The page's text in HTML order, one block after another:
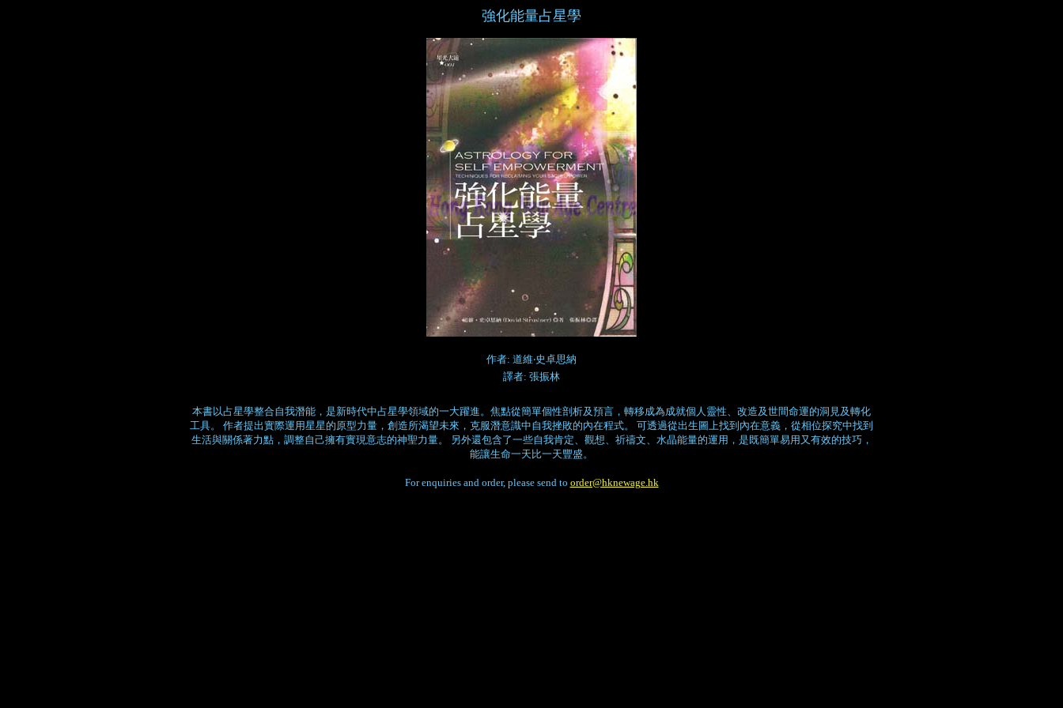
強化能量占星學
作者: 道維‧史卓思納
譯者: 張振林
本書以占星學整合自我潛能，是新時代中占星學領域的一大躍進。焦點從簡單個性剖析及預言，轉移成為成就個人靈性、改造及世間命運的洞見及轉化
工具。 作者提出實際運用星星的原型力量，創造所渴望未來，克服潛意識中自我挫敗的內在程式。 可透過從出生圖上找到內在意義，從相位探究中找到
生活與關係著力點，調整自己擁有實現意志的神聖力量。 另外還包含了一些自我肯定、觀想、祈禱文、水晶能量的運用，是既簡單易用又有效的技巧，
能讓生命一天比一天豐盛。
For enquiries and order, please send to order@hknewage.hk